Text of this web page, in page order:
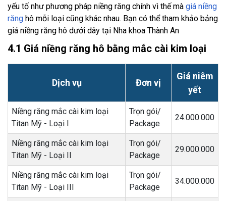
yếu tố như phương pháp niềng răng chính vì thế mà giá niềng
răng hô mỗi loại cũng khác nhau. Bạn có thể tham khảo bảng
giá niềng răng hô dưới dây tại Nha khoa Thành An
4.1 Giá niềng răng hô bằng mắc cài kim loại
Dịch vụ Đơn vị
Giá niêm
yết
Niềng răng mắc cài kim loại
Titan Mỹ - Loại I
Trọn gói/
Package
24.000.000
Niềng răng mắc cài kim loại
Titan Mỹ - Loại II
Trọn gói/
Package
29.000.000
Niềng răng mắc cài kim loại
Titan Mỹ - Loại III
Trọn gói/
Package
34.000.000